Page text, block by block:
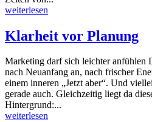
weiterlesen
Klarheit vor Planung
Marketing darf sich leichter anfühlen
nach Neuanfang an, nach frischer
einem inneren „Jetzt aber“. Und
gerade auch. Gleichzeitig liegt da
Hintergrund:...
weiterlesen